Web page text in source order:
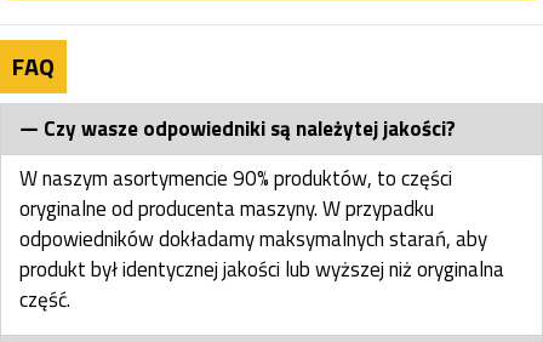
FAQ
Czy wasze odpowiedniki są należytej jakości?
W naszym asortymencie 90% produktów, to części
oryginalne od producenta maszyny. W przypadku
odpowiedników dokładamy maksymalnych starań, aby
produkt był identycznej jakości lub wyższej niż oryginalna
część.